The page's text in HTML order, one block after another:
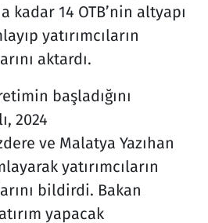
kadar 14 OTB’nin altyapı
yatırımcıların
aktardı.
başladığını
2024
ve Malatya Yazıhan
yatırımcıların
bildirdi. Bakan
yapacak